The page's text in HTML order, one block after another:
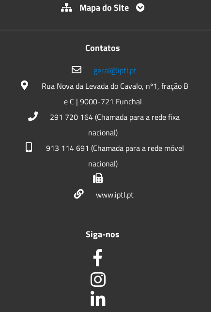
Mapa do Site
Contatos
geral@iptl.pt
Rua Nova da Levada do Cavalo, nº1, fração B
e C | 9000-721 Funchal
291 720 164 (Chamada para a rede fixa
nacional)
913 114 691 (Chamada para a rede móvel
nacional)
www.iptl.pt
Siga-nos